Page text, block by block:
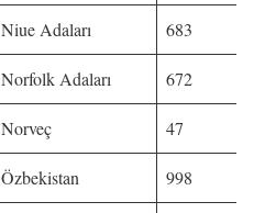
Niue Adaları 683
Norfolk Adaları 672
Norveç 47
Özbekistan 998